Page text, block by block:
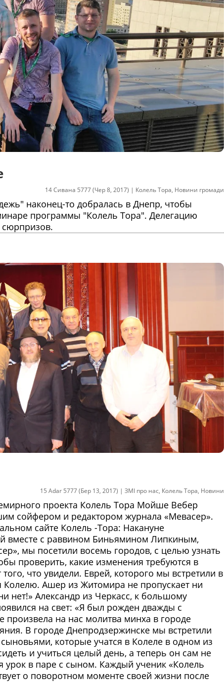
14 Сивана 5777 (Чер 8, 2017) | Колель Тора, Новини громади
наконец-то добралась в Днепр, чтобы
программы "Колель Тора". Делегацию
15 Adar 5777 (Бер 13, 2017) | ЗМІ про нас, Колель Тора, Новини
проекта Колель Тора Мойше Вебер
сойфером и редактором журнала «Мевасер».
сайте Колель -Тора: Накануне
вместе с раввином Биньямином Липкиным,
мы посетили восемь городов, с целью узнать
проверить, какие изменения требуются в
что увидели. Еврей, которого мы встретили в
Ашер из Житомира не пропускает ни
нет!» Александр из Черкасс, к большому
на свет: «Я был рожден дважды с
произвела на нас молитва минха в городе
В городе Днепродзержинске мы встретили
которые учатся в Колеле в одном из
и учиться целый день, а теперь он сам не
урок в паре с сыном. Каждый ученик «Колель
о поворотном моменте своей жизни после